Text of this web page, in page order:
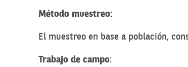
Método muestreo:
El muestreo en base a población,
Trabajo de campo: